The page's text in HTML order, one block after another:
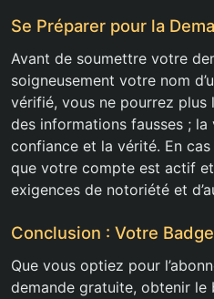
Se Préparer pour la
Avant de soumettre votre
soigneusement votre nom
vérifié, vous ne pourrez plus
des informations fausses ;
confiance et la vérité. En
que votre compte est actif
exigences de notoriété et
Conclusion : Votre
Que vous optiez pour
demande gratuite, obtenir le